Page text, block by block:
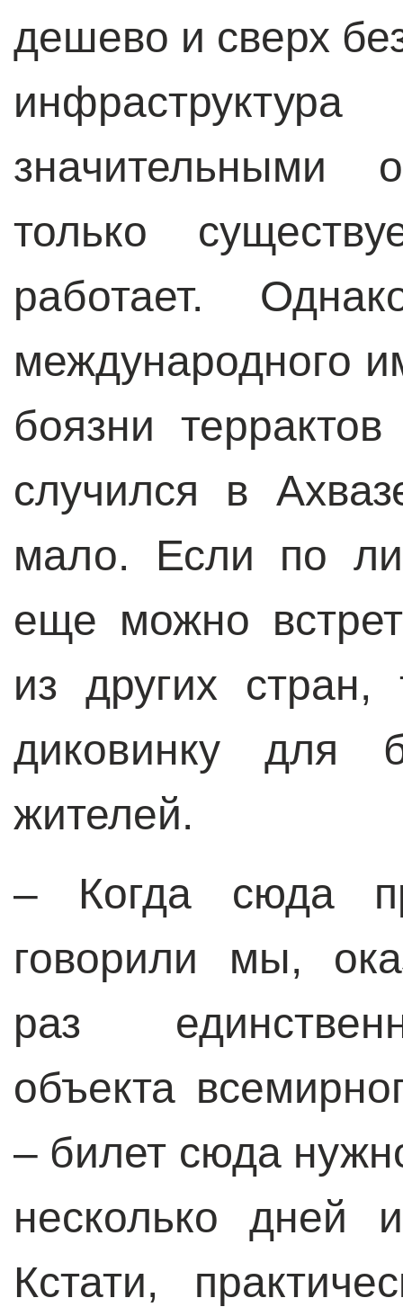
дешево и сверх
значительными
только
работает.
международного
боязни
случился в
мало. Если по
еще можно
из других
диковинку для
жителей.
– Когда сюда
говорили мы,
раз
объекта
– билет сюда
несколько дней
Кстати,